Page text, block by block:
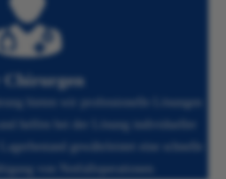
Chirurgen
bieten wir professionelle Lösungen
gewährleistet eine schnelle